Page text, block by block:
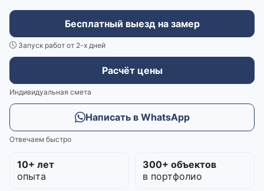
Бесплатный выезд на замер
Запуск работ от 2-х дней
Расчёт цены
Индивидуальная смета
Написать в WhatsApp
Отвечаем быстро
10+ лет
опыта
300+ объектов
в портфолио